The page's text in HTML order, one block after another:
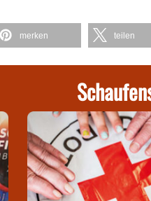
merken teilen